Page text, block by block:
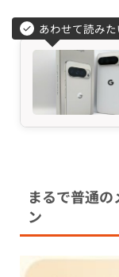
あわせて読みた
まるで普通
ン